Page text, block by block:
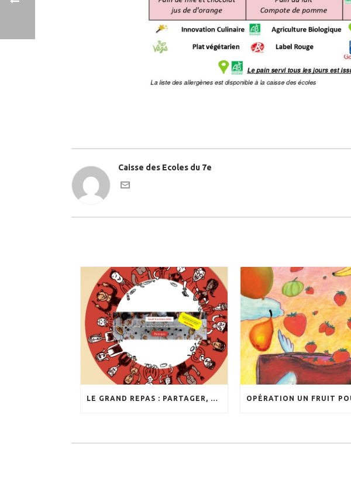
Caisse des Ecoles du 7e
LE GRAND REPAS : PARTAGER, VALORISER, TRANSMETTRE